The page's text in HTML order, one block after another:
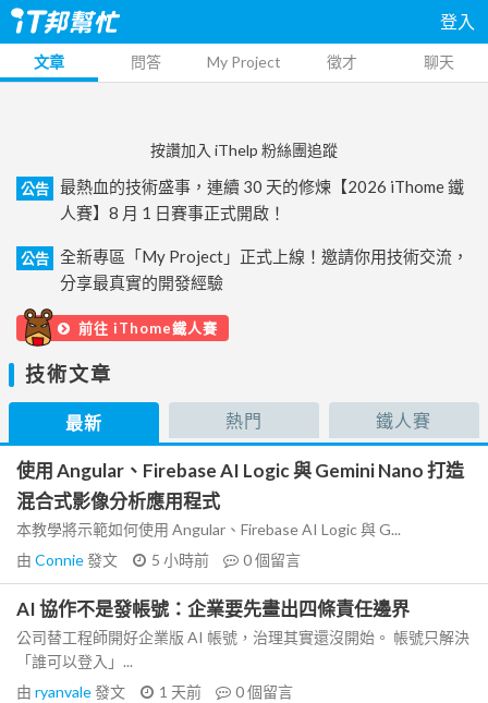
登入
文章 問答 My Project 徵才 聊天
按讚加入 iThelp 粉絲團追蹤
公告
最熱血的技術盛事，連續 30 天的修煉【2026 iThome 鐵
人賽】8 月 1 日賽事正式開啟！
公告
全新專區「My Project」正式上線！邀請你用技術交流，
分享最真實的開發經驗
前往 iThome鐵人賽
技術文章
最新 熱門 鐵人賽
使用 Angular、Firebase AI Logic 與 Gemini Nano 打造
混合式影像分析應用程式
本教學將示範如何使用 Angular、Firebase AI Logic 與 G...
由 Connie發文 5 小時前 0個留言
AI 協作不是發帳號：企業要先畫出四條責任邊界
公司替工程師開好企業版 AI 帳號，治理其實還沒開始。 帳號只解決
「誰可以登入」...
由 ryanvale發文 1 天前 0個留言